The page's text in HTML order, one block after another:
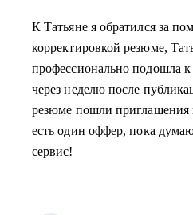
К Татьяне я обратился за
корректировкой резюме,
профессионально подошла к
через неделю после
резюме пошли приглашения
есть один оффер, пока
сервис!